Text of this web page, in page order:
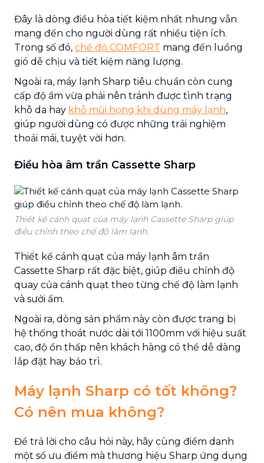
Đây là dòng điều hòa tiết kiệm nhất nhưng vẫn
mang đến cho người dùng rất nhiều tiện ích.
Trong số đó, chế độ COMFORT mang đến luồng
gió dễ chịu và tiết kiệm năng lượng.
Ngoài ra, máy lạnh Sharp tiêu chuẩn còn cung
cấp độ ẩm vừa phải nên tránh được tình trạng
khô da hay khô mũi họng khi dùng máy lạnh,
giúp người dùng có được những trải nghiệm
thoải mái, tuyệt vời hơn.
Điều hòa âm trần Cassette Sharp
Thiết kế cánh quạt của máy lạnh Cassette Sharp giúp
điều chỉnh theo chế độ làm lạnh.
Thiết kế cánh quạt của máy lạnh âm trần
Cassette Sharp rất đặc biệt, giúp điều chỉnh độ
quay của cánh quạt theo từng chế độ làm lạnh
và sưởi ấm.
Ngoài ra, dòng sản phẩm này còn được trang bị
hệ thống thoát nước dài tới 1100mm với hiệu suất
cao, độ ồn thấp nên khách hàng có thể dễ dàng
lắp đặt hay bảo trì.
Máy lạnh Sharp có tốt không?
Có nên mua không?
Để trả lời cho câu hỏi này, hãy cùng điểm danh
một số ưu điểm mà thương hiệu Sharp ứng dụng